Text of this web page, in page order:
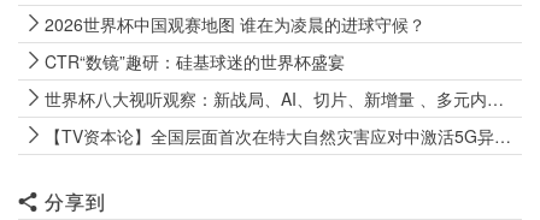
2026世界杯中国观赛地图 谁在为凌晨的进球守候？
CTR“数镜”趣研：硅基球迷的世界杯盛宴
世界杯八大视听观察：新战局、AI、切片、新增量 、多元内容、全域联动
【TV资本论】全国层面首次在特大自然灾害应对中激活5G异网漫游机制
分享到